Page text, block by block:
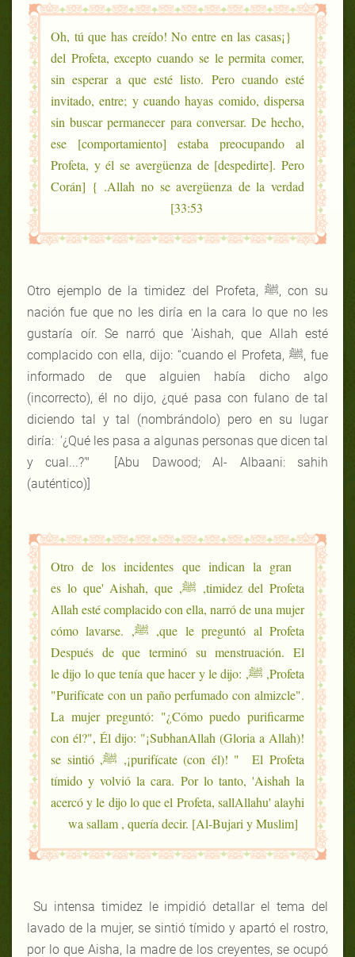
{¡Oh, tú que has creído! No entre en las casas
del Profeta, excepto cuando se le permita comer,
sin esperar a que esté listo. Pero cuando esté
invitado, entre; y cuando hayas comido, dispersa
sin buscar permanecer para conversar. De hecho,
ese [comportamiento] estaba preocupando al
Profeta, y él se avergüenza de [despedirte]. Pero
Allah no se avergüenza de la verdad. } [Corán
33:53]
Otro ejemplo de la timidez del Profeta, ﷺ, con su
nación fue que no les diría en la cara lo que no les
gustaría oír. Se narró que 'Aishah, que Allah esté
complacido con ella, dijo: “cuando el Profeta, ﷺ, fue
informado de que alguien había dicho algo
(incorrecto), él no dijo, ¿qué pasa con fulano de tal
diciendo tal y tal (nombrándolo) pero en su lugar
diría: '¿Qué les pasa a algunas personas que dicen tal
y cual...?'" [Abu Dawood; Al- Albaani: sahih
(auténtico)]
Otro de los incidentes que indican la gran
timidez del Profeta, ﷺ, es lo que' Aishah, que
Allah esté complacido con ella, narró de una mujer
que le preguntó al Profeta, ﷺ, cómo lavarse.
Después de que terminó su menstruación. El
Profeta, ﷺ, le dijo lo que tenía que hacer y le dijo:
"Purifícate con un paño perfumado con almizcle".
La mujer preguntó: "¿Cómo puedo purificarme
con él?", Él dijo: "¡SubhanAllah (Gloria a Allah)!
¡purifícate (con él)! " El Profeta, ﷺ, se sintió
tímido y volvió la cara. Por lo tanto, 'Aishah la
acercó y le dijo lo que el Profeta, sallAllahu' alayhi
wa sallam , quería decir. [Al-Bujari y Muslim]
Su intensa timidez le impidió detallar el tema del
lavado de la mujer, se sintió tímido y apartó el rostro,
por lo que Aisha, la madre de los creyentes, se ocupó